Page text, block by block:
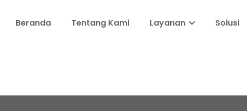
Beranda Tentang Kami Layanan Solusi